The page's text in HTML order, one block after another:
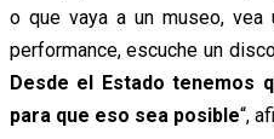
o que vaya a un museo, vea
performance, escuche un
Desde el Estado tenemos
para que eso sea posible“,